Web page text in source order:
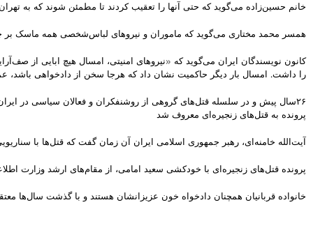
خانم حسین‌زاده می‌گوید که حتی آنها را تعقیب کردند تا مطمئن شوند که به
همسر محمد مختاری می‌گوید که ماموران و نیروهای لباس‌شخصی همه ماسک بر
کانون نویسندگان ایران می‌گوید که «نیروهای امنیتی، امسال هیچ ابایی از
را داشت. امسال بار دیگر حاکمیت نشان داد که هرجا سخن از دادخواهی باشد،
پرونده به قتل‌های زنجیره‌ای معروف شد
آیت‌الله خامنه‌ای، رهبر جمهوری اسلامی ایران آن زمان گفت که قتل‌ها با
پرونده قتل‌های زنجیره‌ای با خودکشی سعید امامی، از مقام‌های ارشد وزارت
خانواده قربانیان همچنان دادخواه خون عزیزانشان هستند و با گذشت سال‌ها